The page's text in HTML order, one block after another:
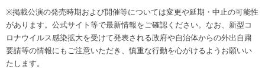
※掲載公演の発売時期および開催等については変更や延期・中止の可能性
があります。公式サイト等で最新情報をご確認ください。なお、新型コ
ロナウイルス感染拡大を受けて発表される政府や自治体からの外出自粛
要請等の情報にもご注意いただき、慎重な行動を心がけるようお願いい
たします。